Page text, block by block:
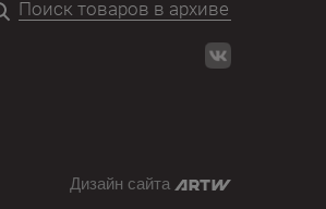
Дизайн сайта